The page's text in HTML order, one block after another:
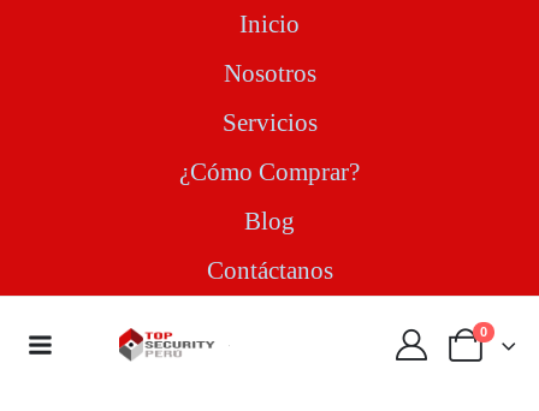
Inicio
Nosotros
Servicios
¿Cómo Comprar?
Blog
Contáctanos
0